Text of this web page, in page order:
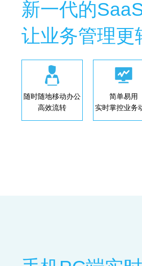
新一代的
让业务管理更
随时随地移动办公
高效流转
简单易用
实时掌控业务